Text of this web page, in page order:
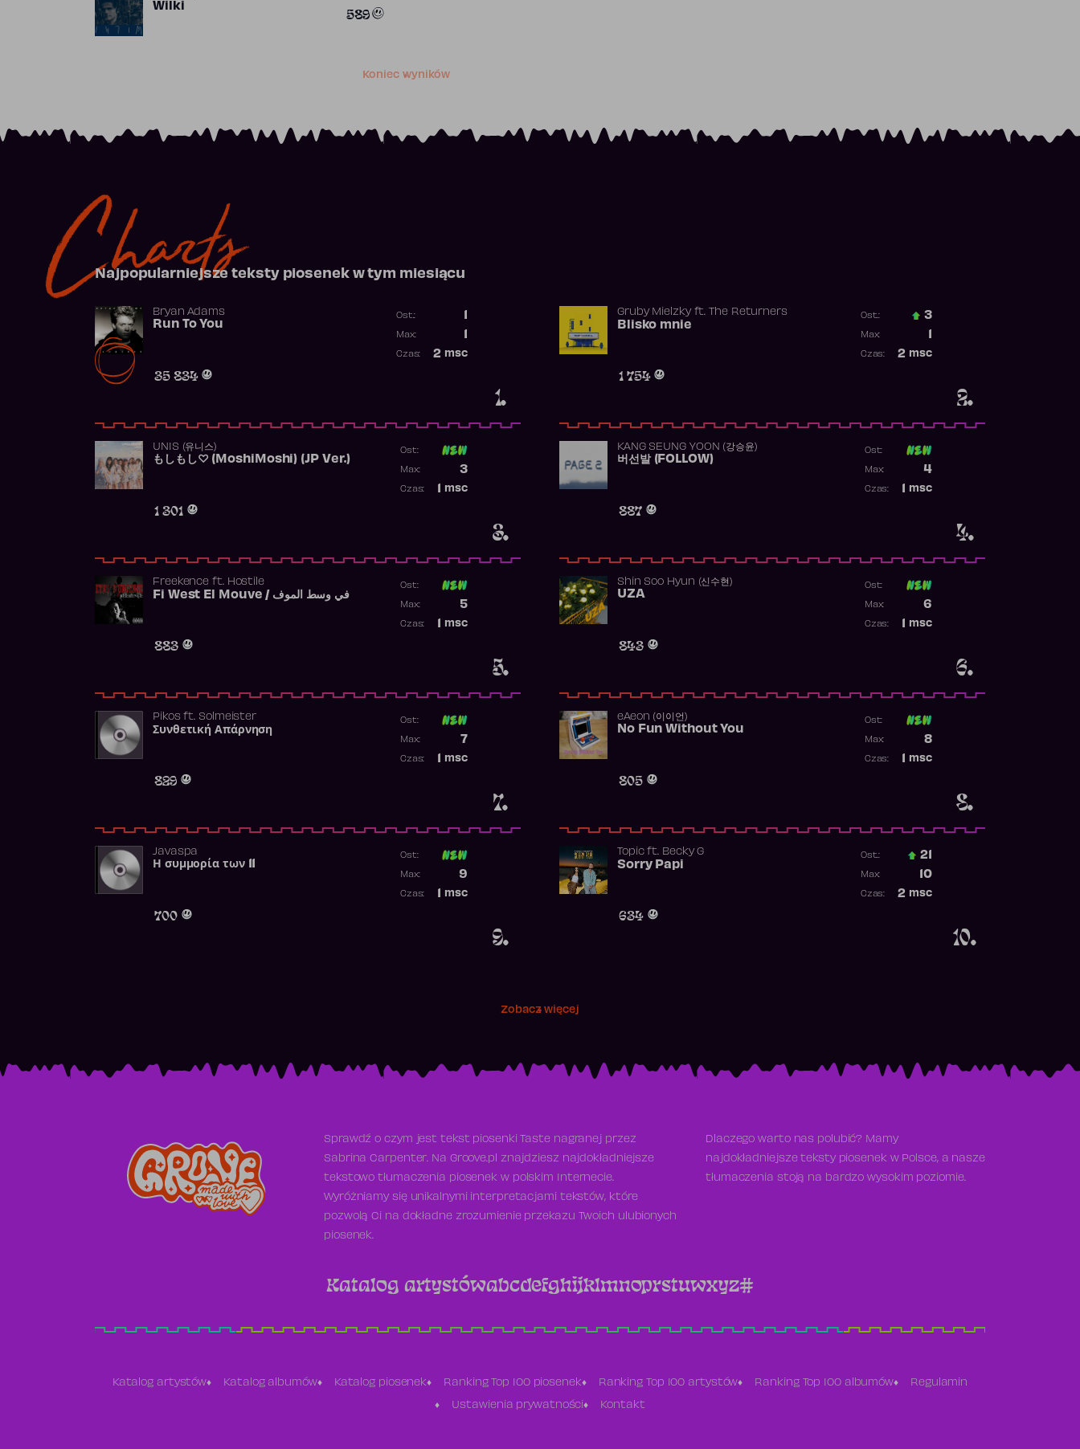
Wilki 589
Koniec wyników
Charts
Najpopularniejsze teksty piosenek w tym miesiącu
1.
Bryan Adams
Run To You
35 834
Ost.:
Max:
2 msc
Czas:
2.
Gruby Mielzkyft. The Returners
Blisko mnie
1 754
Ost.: 3
Max:
2 msc
Czas:
3.
UNIS (유니스)
もしもし♡ (MoshiMoshi) (JP Ver.)
1 301
Ost:
3
Max:
msc
Czas:
4.
KANG SEUNG YOON (강승윤)
버선발 (FOLLOW)
887
Ost:
4
Max:
msc
Czas:
5.
Freekence ft. Hostile
Fi West El Mouve / في وسط الموف
883
Ost:
5
Max:
msc
Czas:
6.
Shin Soo Hyun (신수현)
UZA
843
Ost:
6
Max:
msc
Czas:
7.
Pikosft. Solmeister
Συνθετική Απάρνηση
829
Ost:
7
Max:
msc
Czas:
8.
​eAeon (이이언)
No Fun Without You
805
Ost:
8
Max:
msc
Czas:
9.
Javaspa
Η συμμορία των 11
700
Ost:
9
Max:
msc
Czas:
10.
Topicft. Becky G
Sorry Papi
634
Ost.: 21
10
Max:
2 msc
Czas:
Zobacz więcej
Sprawdź o czym jest tekst piosenki Taste nagranej przez
Sabrina Carpenter. Na Groove.pl znajdziesz najdokładniejsze
tekstowo tłumaczenia piosenek w polskim Internecie.
Wyróżniamy się unikalnymi interpretacjami tekstów, które
pozwolą Ci na dokładne zrozumienie przekazu Twoich ulubionych
piosenek.
Dlaczego warto nas polubić? Mamy
najdokładniejsze teksty piosenek w Polsce, a nasze
tłumaczenia stoją na bardzo wysokim poziomie.
Katalog artystówabcdefghijklmnoprstuwxyz#
Katalog artystów Katalog albumów Katalog piosenek Ranking Top 100 piosenek Ranking Top 100 artystów Ranking Top 100 albumów Regulamin
Ustawienia prywatności Kontakt